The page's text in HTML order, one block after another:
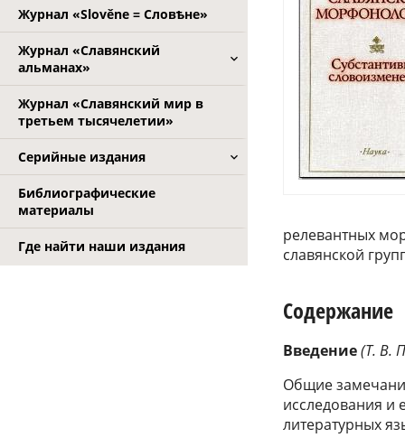
Журнал «Slověne = Словѣне»
Журнал «Славянский
альманах»
Журнал «Славянский мир в
третьем тысячелетии»
Серийные издания
Библиографические
материалы
Где найти наши издания
релевантных
славянской
Содержание
Введение(Т. В.
Общие
исследования и
литературных